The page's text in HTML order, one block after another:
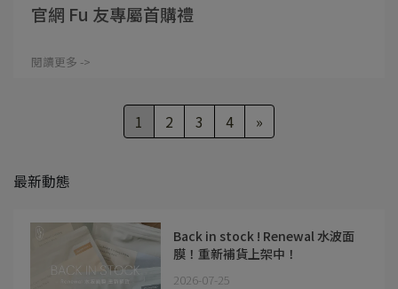
官網 Fu 友專屬首購禮
閱讀更多 ->
1 2 3 4 »
最新動態
Back in stock ! Renewal 水波面
膜！重新補貨上架中！
2026-07-25